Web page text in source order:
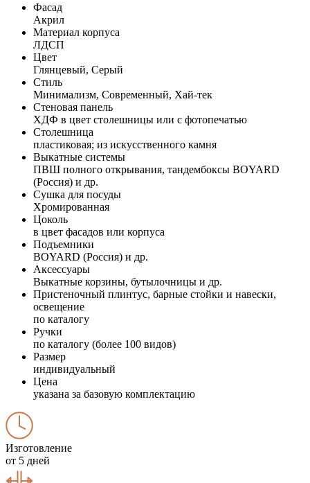
Фасад
Акрил
Материал корпуса
ЛДСП
Цвет
Глянцевый, Серый
Стиль
Минимализм, Современный, Хай-тек
Стеновая панель
ХДФ в цвет столешницы или с фотопечатью
Столешница
пластиковая; из искусственного камня
Выкатные системы
ПВШ полного открывания, тандембоксы BOYARD
(Россия) и др.
Сушка для посуды
Хромированная
Цоколь
в цвет фасадов или корпуса
Подъемники
BOYARD (Россия) и др.
Аксессуары
Выкатные корзины, бутылочницы и др.
Пристеночный плинтус, барные стойки и навески,
освещение
по каталогу
Ручки
по каталогу (более 100 видов)
Размер
индивидуальный
Цена
указана за базовую комплектацию
Изготовление
от 5 дней